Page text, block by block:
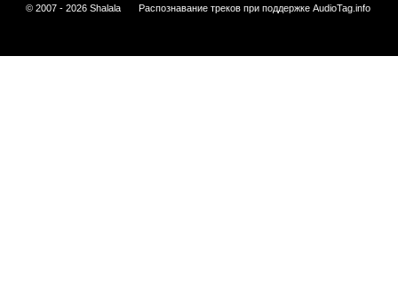
© 2007 - 2026 Shalala Распознавание треков при поддержке AudioTag.info